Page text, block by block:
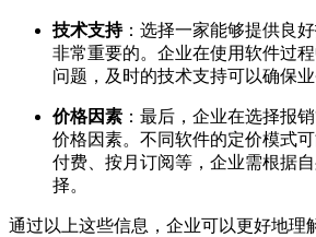
技术支持：选择一家能够提供良
非常重要的。企业在使用软件过
问题，及时的技术支持可以确保业
价格因素 ：最后，企业在选择报
价格因素。不同软件的定价模式
付费、按月订阅等，企业需根据
择。
通过以上这些信息，企业可以更好地理